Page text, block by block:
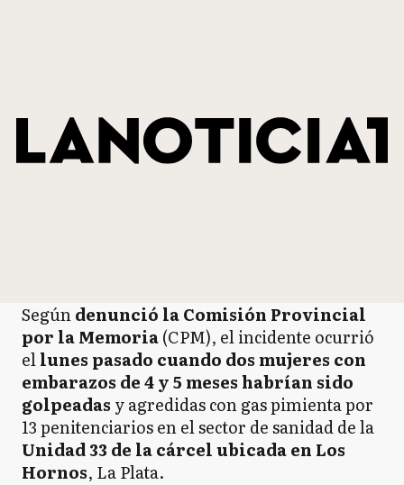
Segúndenunció la Comisión Provincial
por la Memoria(CPM), el incidente ocurrió
ellunes pasado cuando dos mujeres con
embarazos de 4 y 5 meses habrían sido
golpeadas y agredidas con gas pimienta por
13 penitenciarios en el sector de sanidad de la
Unidad 33 de la cárcel ubicada en Los
Hornos, La Plata.